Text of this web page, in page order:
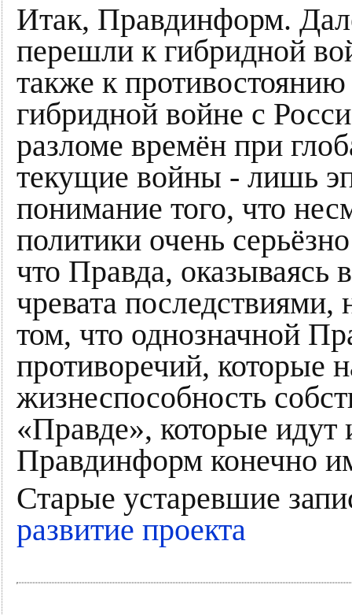
Итак, Правдинформ.
перешли к гибридной
также к
гибридной войне с
разломе времён при
текущие войны - лишь
понимание того, что
политики очень
что Правда, оказываясь
чревата
том, что однозначной
противоречий, которые
жизнеспособность
«Правде», которые
Правдинформ конечно
Старые устаревшие
развитие проекта